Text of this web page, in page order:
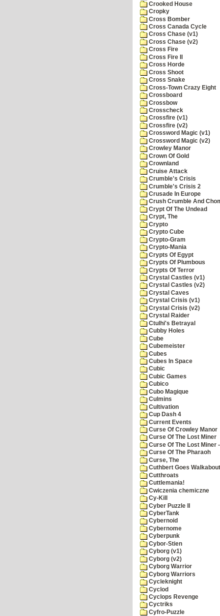
Crooked House
Cropky
Cross Bomber
Cross Canada Cycle
Cross Chase (v1)
Cross Chase (v2)
Cross Fire
Cross Fire II
Cross Horde
Cross Shoot
Cross Snake
Cross-Town Crazy Eight
Crossboard
Crossbow
Crosscheck
Crossfire (v1)
Crossfire (v2)
Crossword Magic (v1)
Crossword Magic (v2)
Crowley Manor
Crown Of Gold
Crownland
Cruise Attack
Crumble's Crisis
Crumble's Crisis 2
Crusade In Europe
Crush Crumble And
Crypt Of The Undead
Crypt, The
Crypto
Crypto Cube
Crypto-Gram
Crypto-Mania
Crypts Of Egypt
Crypts Of Plumbous
Crypts Of Terror
Crystal Castles (v1)
Crystal Castles (v2)
Crystal Caves
Crystal Crisis (v1)
Crystal Crisis (v2)
Crystal Raider
Ctulhi's Betrayal
Cubby Holes
Cube
Cubemeister
Cubes
Cubes In Space
Cubic
Cubic Games
Cubico
Cubo Magique
Culmins
Cultivation
Cup Dash 4
Current Events
Curse Of Crowley Manor
Curse Of The Lost Miner
Curse Of The Lost Miner
Curse Of The Pharaoh
Curse, The
Cuthbert Goes Walkabout
Cutthroats
Cuttlemania!
Cwiczenia chemiczne
Cy-Kill
Cyber Puzzle II
CyberTank
Cybernoid
Cybernome
Cyberpunk
Cybor-Stien
Cyborg (v1)
Cyborg (v2)
Cyborg Warrior
Cyborg Warriors
Cycleknight
Cyclod
Cyclops Revenge
Cyctriks
Cyfro-Puzzle